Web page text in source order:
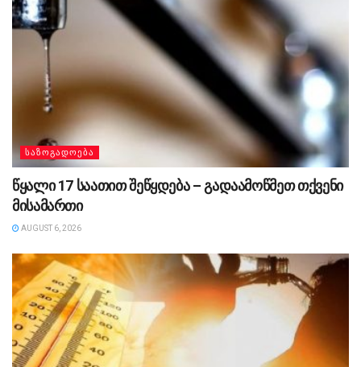
ᲡᲐᲖᲝᲒᲐᲓᲝᲔᲑᲐ
წყალი 17 საათით შეწყდება – გადაამოწმეთ თქვენი
მისამართი
AUGUST 6, 2026